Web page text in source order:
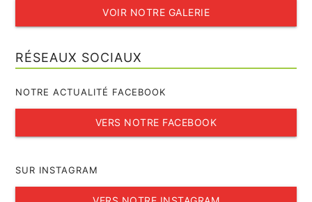
VOIR NOTRE GALERIE
RÉSEAUX SOCIAUX
NOTRE ACTUALITÉ FACEBOOK
VERS NOTRE FACEBOOK
SUR INSTAGRAM